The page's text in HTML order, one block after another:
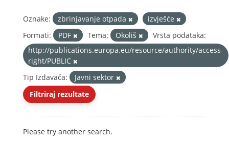
Oznake: zbrinjavanje otpada
izvješće
Formati:
PDF Tema: Okoliš
Vrsta podataka:
http://publications.europa.eu/resource/authority/access-
right/PUBLIC
Tip Izdavača:
Javni sektor
Filtriraj rezultate
Please try another search.